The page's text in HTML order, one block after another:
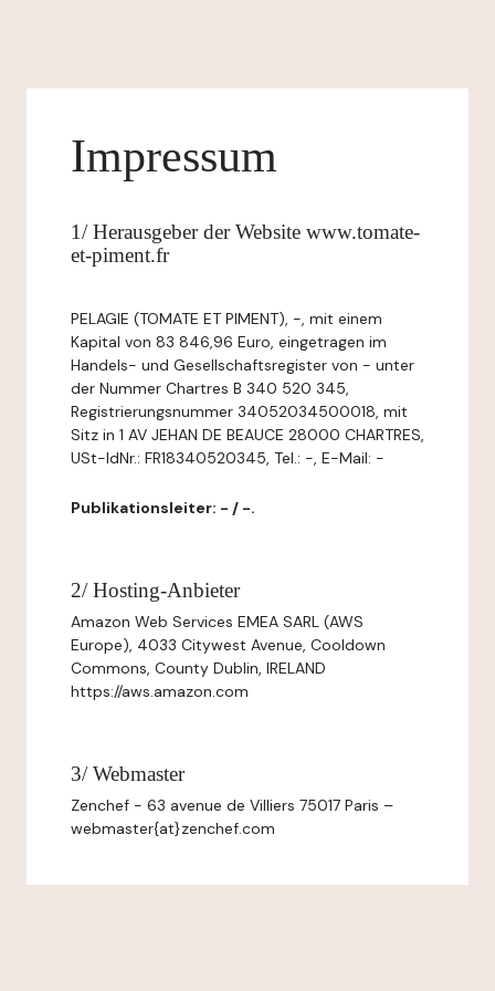
Impressum
1/ Herausgeber der Website www.tomate-
et-piment.fr
PELAGIE (TOMATE ET PIMENT), -, mit einem
Kapital von 83 846,96 Euro, eingetragen im
Handels- und Gesellschaftsregister von - unter
der Nummer Chartres B 340 520 345,
Registrierungsnummer 34052034500018, mit
Sitz in 1 AV JEHAN DE BEAUCE 28000 CHARTRES,
USt-IdNr.: FR18340520345, Tel.: -, E-Mail: -
Publikationsleiter: - / -.
2/ Hosting-Anbieter
Amazon Web Services EMEA SARL (AWS
Europe), 4033 Citywest Avenue, Cooldown
Commons, County Dublin, IRELAND
https://aws.amazon.com
3/ Webmaster
Zenchef - 63 avenue de Villiers 75017 Paris –
webmaster{at}zenchef.com